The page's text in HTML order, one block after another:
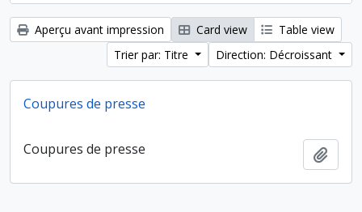
Aperçu avant impression Card view
Table view
Trier par: Titre
Direction: Décroissant
Coupures de presse
Coupures de presse